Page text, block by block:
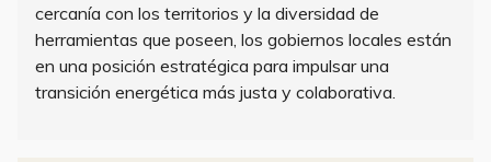
cercanía con los territorios y la diversidad de
herramientas que poseen, los gobiernos locales están
en una posición estratégica para impulsar una
transición energética más justa y colaborativa.